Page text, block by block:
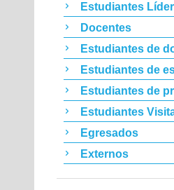
Estudiantes
Docentes
Estudiantes de
Estudiantes de
Estudiantes de
Estudiantes
Egresados
Externos